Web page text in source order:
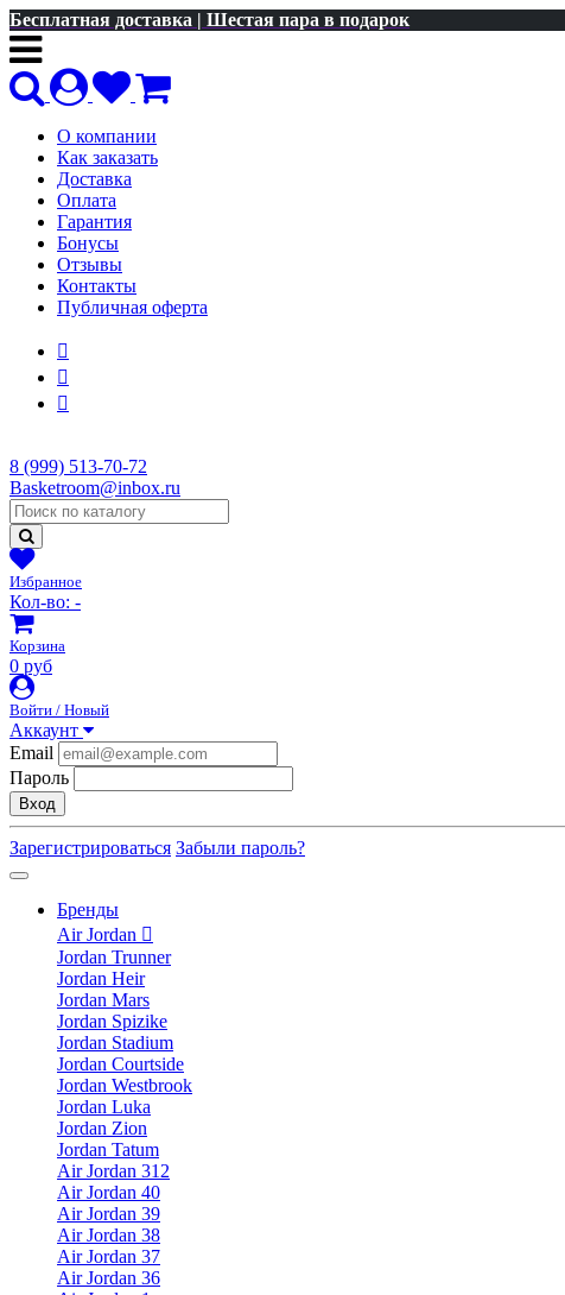
Бесплатная доставка | Шестая пара в подарок
О компании
Как заказать
Доставка
Оплата
Гарантия
Бонусы
Отзывы
Контакты
Публичная оферта
8 (999) 513-70-72
Basketroom@inbox.ru
Избранное
Кол-во: -
Корзина
0 руб
Войти / Новый
Аккаунт
Email
Пароль
Вход
Зарегистрироваться Забыли пароль?
Бренды
Air Jordan
Jordan Trunner
Jordan Heir
Jordan Mars
Jordan Spizike
Jordan Stadium
Jordan Courtside
Jordan Westbrook
Jordan Luka
Jordan Zion
Jordan Tatum
Air Jordan 312
Air Jordan 40
Air Jordan 39
Air Jordan 38
Air Jordan 37
Air Jordan 36